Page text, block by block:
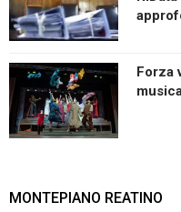
Forza
MONTEPIANO REATINO